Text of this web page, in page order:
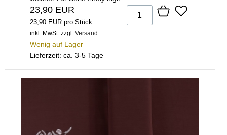
23,90 EUR
23,90 EUR pro Stück
inkl. MwSt. zzgl. Versand
Wenig auf Lager
Lieferzeit: ca. 3-5 Tage